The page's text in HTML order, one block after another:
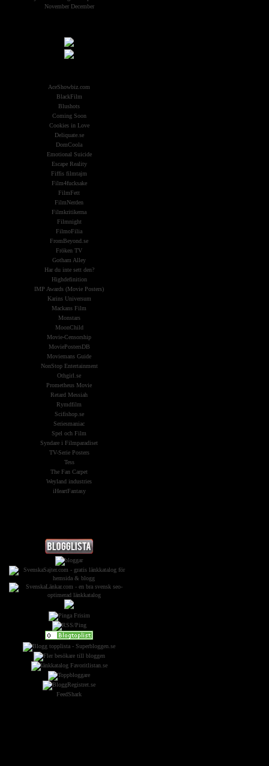
November December
AceShowbiz.com
BlackFilm
Blushots
Coming Soon
Cookies in Love
Deliquate.se
DomCoola
Emotional Suicide
Escape Reality
Fiffis filmtajm
Film4fucksake
FilmFett
FilmNerden
Filmkritikerna
Filmnight
FilmoFilia
FromBeyond.se
Fröken TV
Gotham Alley
Har du inte sett den?
Highdefinition
IMP Awards (Movie Posters)
Karins Universum
Mackans Film
Monstars
MoonChild
Movie-Censorship
MoviePostersDB
Moviemans Guide
NonStop Entertainment
Othgirl.se
Prometheus Movie
Retard Messiah
Rymdfilm
Scifishop.se
Seriesmaniac
Spel och Film
Syndare i Filmparadiset
TV-Serie Posters
Tess
The Fan Carpet
Weyland industries
iHeartFantasy
FeedShark